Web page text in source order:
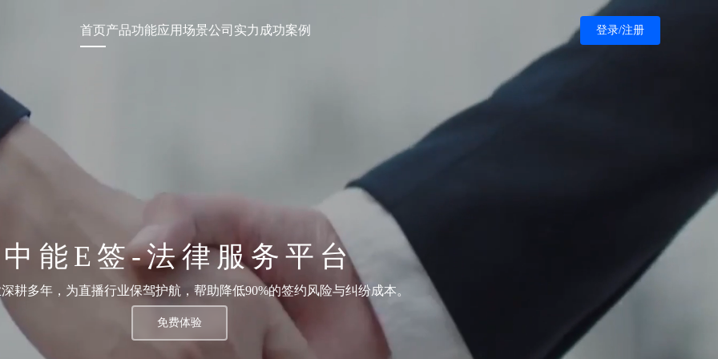
首页产品功能应用场景公司实力 成功案例 登录/注册
中能E签-法律服务平台
耕多年，为直播行业保驾护航，帮助降低90%的签约风险与纠纷成本。
免费体验